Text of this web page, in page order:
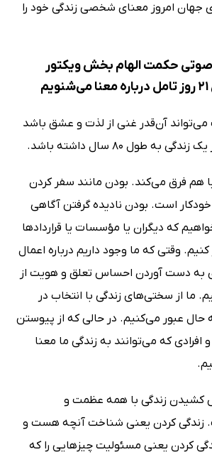
جهان امروز معنای شخصی زندگی خود را
حکمت الهام بخش ویکتور
می‌تواند آن‌قدر غنی از لذت و عشق باشد
طول 80 سال داشته باشد.
هم فرق می‌کند. بودن مانند سفر کردن
خودکار است. بودن نادیده گرفتن آگاهی
که دیگران یا مؤسسات یا قراردادها
وقتی که ما وجود داریم درباره اعمال
به دست آوردن احساس تعلق و هویت از
ما از سختی‌های زندگی با انتخاب در
عبور می‌کنیم. در حالی که از پیوستن
افرادی که می‌توانند به زندگی ما معنا
کشیدن زندگی با همه عظمت و
کردن یعنی شناخت آنچه هست و
کردن یعنی مسئولیت چیزهایی را که